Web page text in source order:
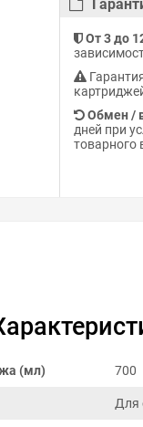
От 3 до
Обмен /
дней при
товарного
(мл) 700
Для